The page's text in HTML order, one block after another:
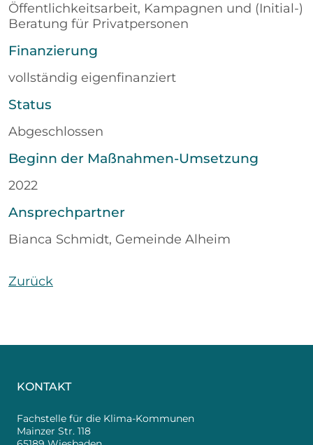
Öffentlichkeitsarbeit, Kampagnen und (Initial-)
Beratung für Privatpersonen
Finanzierung
vollständig eigenfinanziert
Status
Abgeschlossen
Beginn der Maßnahmen-Umsetzung
2022
Ansprechpartner
Bianca Schmidt, Gemeinde Alheim
Zurück
KONTAKT
Fachstelle für die Klima-Kommunen
Mainzer Str. 118